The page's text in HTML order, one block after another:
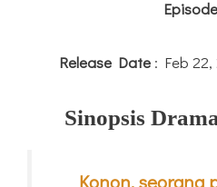
Episode
Release Date : Feb 22,
Sinopsis
Konon, seorang